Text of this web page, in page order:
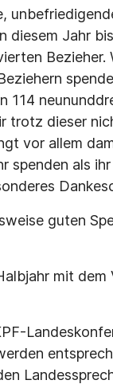
diesem Jahr
Bezieher.
114
trotz dieser
vor allem
spenden als
guten
mit dem